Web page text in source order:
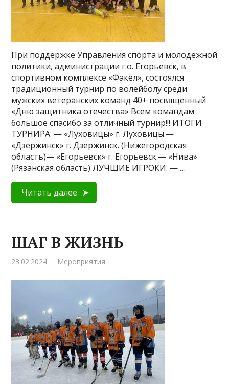
При поддержке Управления спорта и молодёжной
политики, администрации г.о. Егорьевск, в
спортивном комплексе «Факел», состоялся
традиционный турнир по волейболу среди
мужских ветеранских команд 40+ посвящённый
«Дню защитника отечества» Всем командам
большое спасибо за отличный турнир!!! ИТОГИ
ТУРНИРА: — «Луховицы» г. Луховицы.—
«Дзержинск» г. Дзержинск. (Нижегородская
область)— «Егорьевск» г. Егорьевск.— «Нива»
(Рязанская область) ЛУЧШИЕ ИГРОКИ: — …
Читать далее
ШАГ В ЖИЗНЬ
23.02.2024 Мероприятия